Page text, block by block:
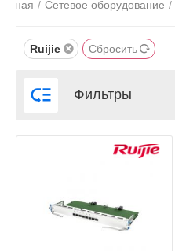
/ Сетевое оборудование /
Ruijie Сбросить
 Фильтры